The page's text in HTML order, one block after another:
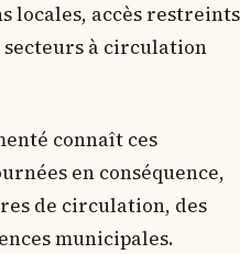
locales, accès restreints
secteurs à circulation
connaît ces
en conséquence,
de circulation, des
municipales.